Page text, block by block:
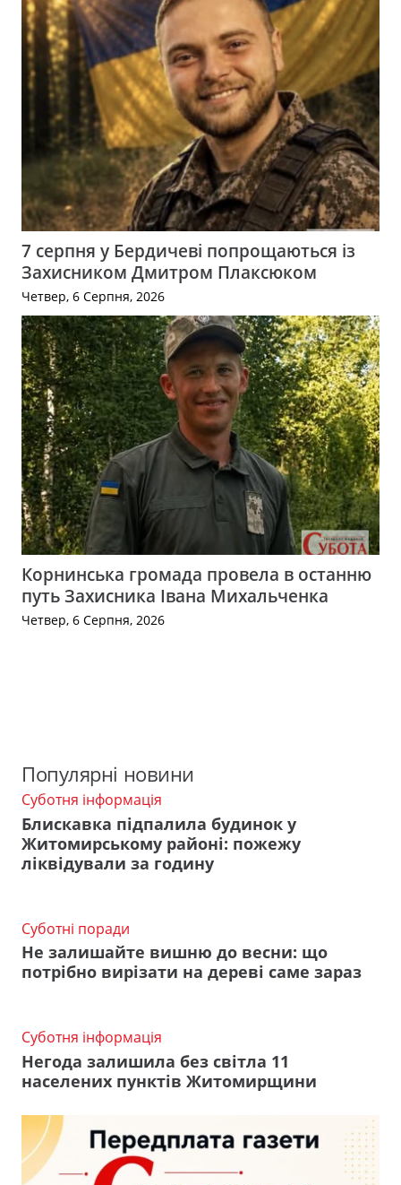
7 серпня у Бердичеві попрощаються із
Захисником Дмитром Плаксюком
Четвер, 6 Серпня, 2026
Корнинська громада провела в останню
путь Захисника Івана Михальченка
Четвер, 6 Серпня, 2026
Популярні новини
Суботня інформація
Блискавка підпалила будинок у
Житомирському районі: пожежу
ліквідували за годину
Суботні поради
Не залишайте вишню до весни: що
потрібно вирізати на дереві саме зараз
Суботня інформація
Негода залишила без світла 11
населених пунктів Житомирщини